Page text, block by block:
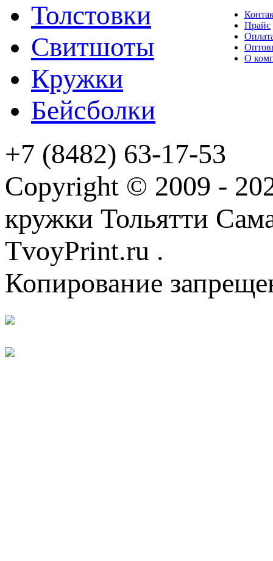
Толстовки
Свитшоты
Кружки
Бейсболки
Прайс
О
+7 (8482) 63-17-53
Copyright © 2009 -
кружки Тольятти
TvoyPrint.ru .
Копирование